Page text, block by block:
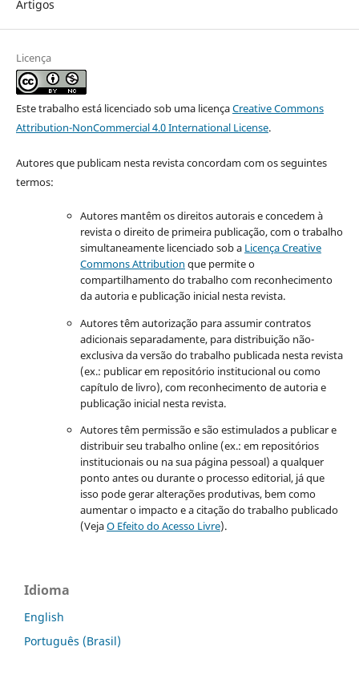
Artigos
Licença
Este trabalho está licenciado sob uma licençaCreative Commons
Attribution-NonCommercial 4.0 International License.
Autores que publicam nesta revista concordam com os seguintes
termos:
Autores mantêm os direitos autorais e concedem à
revista o direito de primeira publicação, com o trabalho
simultaneamente licenciado sob a Licença Creative
Commons Attribution que permite o
compartilhamento do trabalho com reconhecimento
da autoria e publicação inicial nesta revista.
Autores têm autorização para assumir contratos
adicionais separadamente, para distribuição não-
exclusiva da versão do trabalho publicada nesta revista
(ex.: publicar em repositório institucional ou como
capítulo de livro), com reconhecimento de autoria e
publicação inicial nesta revista.
Autores têm permissão e são estimulados a publicar e
distribuir seu trabalho online (ex.: em repositórios
institucionais ou na sua página pessoal) a qualquer
ponto antes ou durante o processo editorial, já que
isso pode gerar alterações produtivas, bem como
aumentar o impacto e a citação do trabalho publicado
(VejaO Efeito do Acesso Livre).
Idioma
English
Português (Brasil)